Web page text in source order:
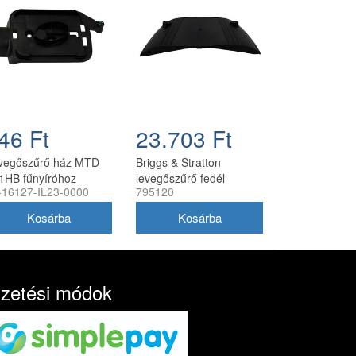
Ft
ház MTD
fűnyíróhoz
IL23-0000
23.703 Ft
Briggs & Stratton
levegőszűrő fedél
795120
795120
módok